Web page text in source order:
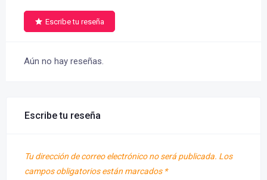
Escribe tu reseña
Aún no hay reseñas.
Escribe tu reseña
Tu dirección de correo electrónico no será publicada. Los
campos obligatorios están marcados *